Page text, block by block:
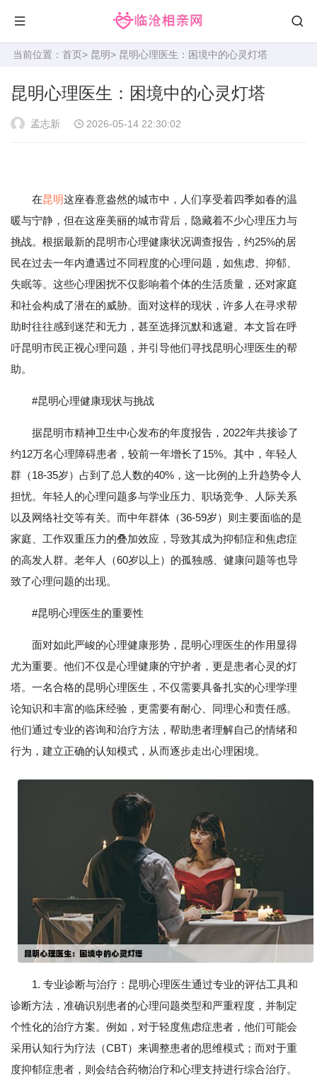
当前位置： 首页> 昆明> 昆明心理医生：困境中的心灵灯塔
昆明心理医生：困境中的心灵灯塔
孟志新 2026-05-14 22:30:02
在昆明这座春意盎然的城市中，人们享受着四季如春的温
暖与宁静，但在这座美丽的城市背后，隐藏着不少心理压力与
挑战。根据最新的昆明市心理健康状况调查报告，约25%的居
民在过去一年内遭遇过不同程度的心理问题，如焦虑、抑郁、
失眠等。这些心理困扰不仅影响着个体的生活质量，还对家庭
和社会构成了潜在的威胁。面对这样的现状，许多人在寻求帮
助时往往感到迷茫和无力，甚至选择沉默和逃避。本文旨在呼
吁昆明市民正视心理问题，并引导他们寻找昆明心理医生的帮
助。
#昆明心理健康现状与挑战
据昆明市精神卫生中心发布的年度报告，2022年共接诊了
约12万名心理障碍患者，较前一年增长了15%。其中，年轻人
群（18-35岁）占到了总人数的40%，这一比例的上升趋势令人
担忧。年轻人的心理问题多与学业压力、职场竞争、人际关系
以及网络社交等有关。而中年群体（36-59岁）则主要面临的是
家庭、工作双重压力的叠加效应，导致其成为抑郁症和焦虑症
的高发人群。老年人（60岁以上）的孤独感、健康问题等也导
致了心理问题的出现。
#昆明心理医生的重要性
面对如此严峻的心理健康形势，昆明心理医生的作用显得
尤为重要。他们不仅是心理健康的守护者，更是患者心灵的灯
塔。一名合格的昆明心理医生，不仅需要具备扎实的心理学理
论知识和丰富的临床经验，更需要有耐心、同理心和责任感。
他们通过专业的咨询和治疗方法，帮助患者理解自己的情绪和
行为，建立正确的认知模式，从而逐步走出心理困境。
1. 专业诊断与治疗：昆明心理医生通过专业的评估工具和
诊断方法，准确识别患者的心理问题类型和严重程度，并制定
个性化的治疗方案。例如，对于轻度焦虑症患者，他们可能会
采用认知行为疗法（CBT）来调整患者的思维模式；而对于重
度抑郁症患者，则会结合药物治疗和心理支持进行综合治疗。